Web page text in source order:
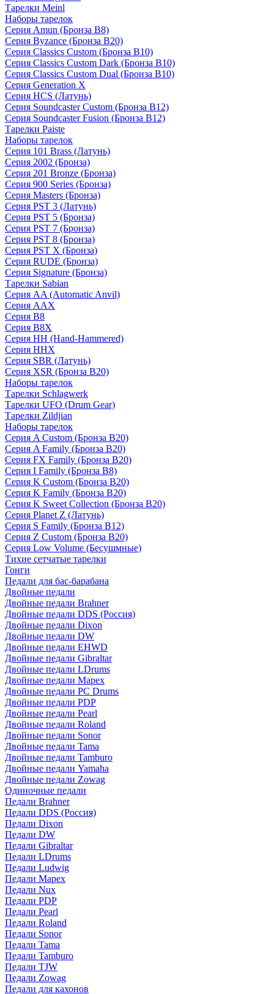
Тарелки Meinl
Наборы тарелок
Серия Amun (Бронза B8)
Серия Byzance (Бронза B20)
Серия Classics Custom (Бронза B10)
Серия Classics Custom Dark (Бронза B10)
Серия Classics Custom Dual (Бронза B10)
Серия Generation X
Серия HCS (Латунь)
Серия Soundcaster Custom (Бронза B12)
Серия Soundcaster Fusion (Бронза B12)
Тарелки Paiste
Наборы тарелок
Серия 101 Brass (Латунь)
Серия 2002 (Бронза)
Серия 201 Bronze (Бронза)
Серия 900 Series (Бронза)
Серия Masters (Бронза)
Серия PST 3 (Латунь)
Серия PST 5 (Бронза)
Серия PST 7 (Бронза)
Серия PST 8 (Бронза)
Серия PST X (Бронза)
Серия RUDE (Бронза)
Серия Signature (Бронза)
Тарелки Sabian
Серия AA (Automatic Anvil)
Серия AAX
Серия B8
Серия B8X
Серия HH (Hand-Hammered)
Серия HHX
Серия SBR (Латунь)
Серия XSR (Бронза B20)
Наборы тарелок
Тарелки Schlagwerk
Тарелки UFO (Drum Gear)
Тарелки Zildjian
Наборы тарелок
Серия A Custom (Бронза B20)
Серия A Family (Бронза B20)
Серия FX Family (Бронза B20)
Серия I Family (Бронза B8)
Серия K Custom (Бронза B20)
Серия K Family (Бронза B20)
Серия K Sweet Collection (Бронза B20)
Серия Planet Z (Латунь)
Серия S Family (Бронза B12)
Серия Z Custom (Бронза B20)
Серия Low Volume (Бесушмные)
Тихие сетчатые тарелки
Гонги
Педали для бас-барабана
Двойные педали
Двойные педали Brahner
Двойные педали DDS (Россия)
Двойные педали Dixon
Двойные педали DW
Двойные педали EHWD
Двойные педали Gibraltar
Двойные педали LDrums
Двойные педали Mapex
Двойные педали PC Drums
Двойные педали PDP
Двойные педали Pearl
Двойные педали Roland
Двойные педали Sonor
Двойные педали Tama
Двойные педали Tamburo
Двойные педали Yamaha
Двойные педали Zowag
Одиночные педали
Педали Brahner
Педали DDS (Россия)
Педали Dixon
Педали DW
Педали Gibraltar
Педали LDrums
Педали Ludwig
Педали Mapex
Педали Nux
Педали PDP
Педали Pearl
Педали Roland
Педали Sonor
Педали Tama
Педали Tamburo
Педали TJW
Педали Zowag
Педали для кахонов